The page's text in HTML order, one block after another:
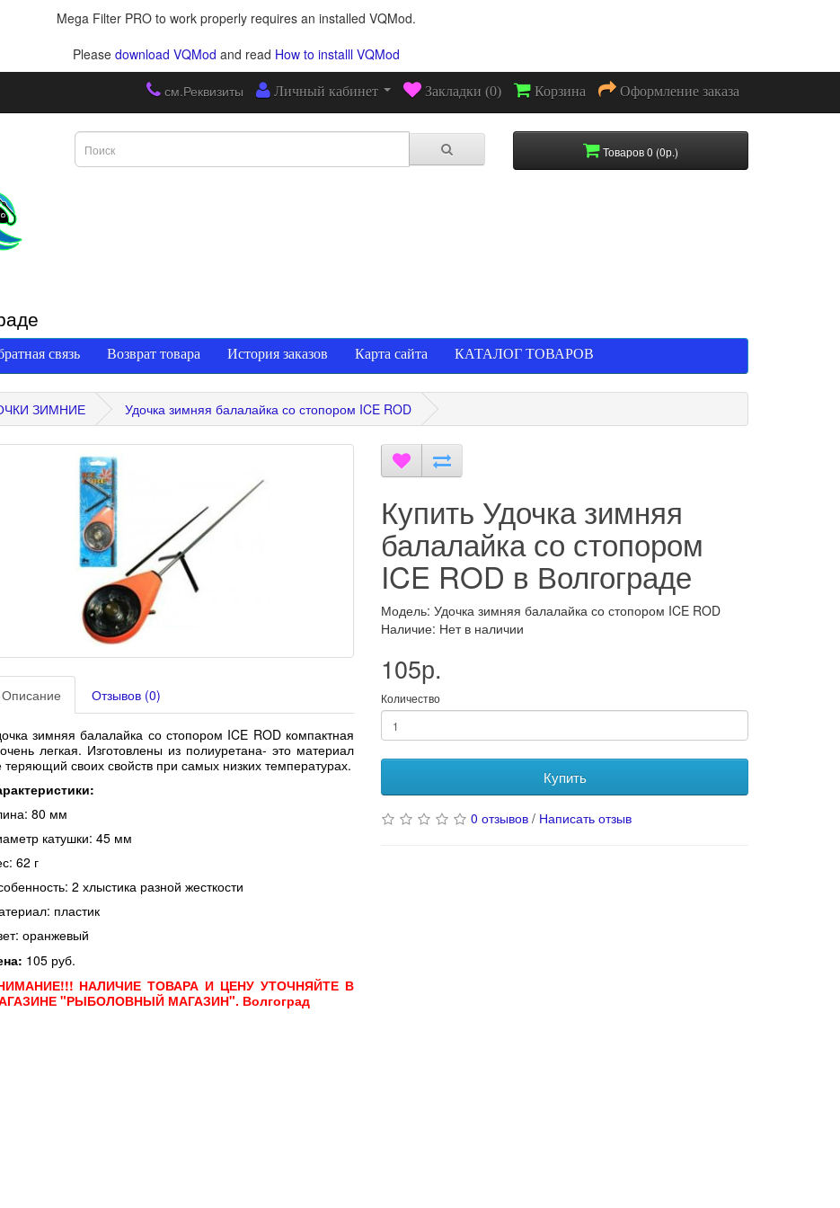
Mega Filter PRO to work properly requires an installed VQMod.
Please download VQMod and read How to installl VQMod
см.Реквизиты Личный кабинет Закладки (0) Корзина Оформление заказа
Товаров 0 (0р.)
связь Возврат товара История заказов Карта сайта КАТАЛОГ ТОВАРОВ
ЗИМНИЕ Удочка зимняя балалайка со стопором ICE ROD
Описание Отзывов (0)
зимняя балалайка со стопором ICE ROD компактная
легкая. Изготовлены из полиуретана- это материал
теряющий своих свойств при самых низких температурах.
80 мм
катушки: 45 мм
62 г
2 хлыстика разной жесткости
пластик
оранжевый
105 руб.
НАЛИЧИЕ ТОВАРА И ЦЕНУ УТОЧНЯЙТЕ В
"РЫБОЛОВНЫЙ МАГАЗИН". Волгоград
Купить Удочка зимняя
балалайка со стопором
ICE ROD в Волгограде
Модель: Удочка зимняя балалайка со стопором ICE ROD
Наличие: Нет в наличии
105р.
Количество
Купить
0 отзывов / Написать отзыв